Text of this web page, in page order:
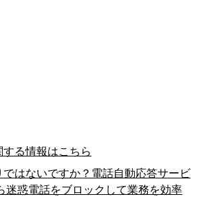
る情報はこちら
はないですか？電話自動応答サービ
迷惑電話をブロックして業務を効率